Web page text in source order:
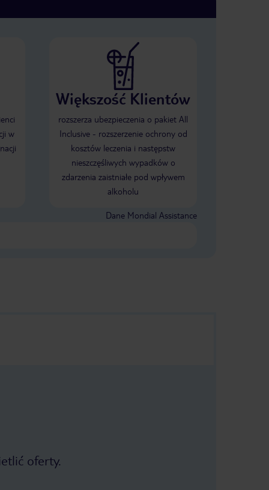
w
Większość Klientów
rozszerza ubezpieczenia o pakiet All
Inclusive - rozszerzenie ochrony od
kosztów leczenia i następstw
nieszczęśliwych wypadków o
zdarzenia zaistniałe pod wpływem
alkoholu
Dane Mondial Assistance
oferty.